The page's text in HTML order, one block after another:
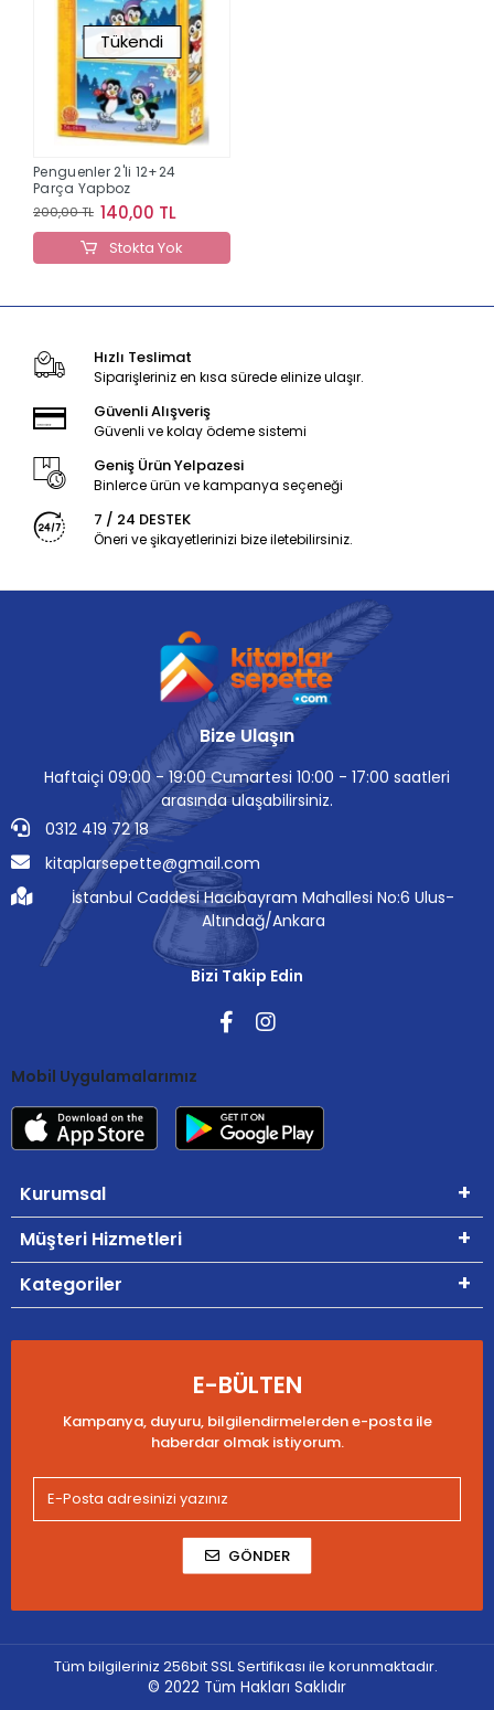
Tükendi
Penguenler 2'li 12+24
Parça Yapboz
200,00 TL 140,00 TL
Stokta Yok
Hızlı Teslimat
Siparişleriniz en kısa sürede elinize ulaşır.
Güvenli Alışveriş
Güvenli ve kolay ödeme sistemi
Geniş Ürün Yelpazesi
Binlerce ürün ve kampanya seçeneği
7 / 24 DESTEK
Öneri ve şikayetlerinizi bize iletebilirsiniz.
Bize Ulaşın
Haftaiçi 09:00 - 19:00 Cumartesi 10:00 - 17:00 saatleri
arasında ulaşabilirsiniz.
0312 419 72 18
kitaplarsepette@gmail.com
İstanbul Caddesi Hacıbayram Mahallesi No:6 Ulus-
Altındağ/Ankara
Bizi Takip Edin
Mobil Uygulamalarımız
Kurumsal
Müşteri Hizmetleri
Kategoriler
E-BÜLTEN
Kampanya, duyuru, bilgilendirmelerden e-posta ile
haberdar olmak istiyorum.
GÖNDER
Tüm bilgileriniz 256bit SSL Sertifikası ile korunmaktadır.
© 2022 Tüm Hakları Saklıdır